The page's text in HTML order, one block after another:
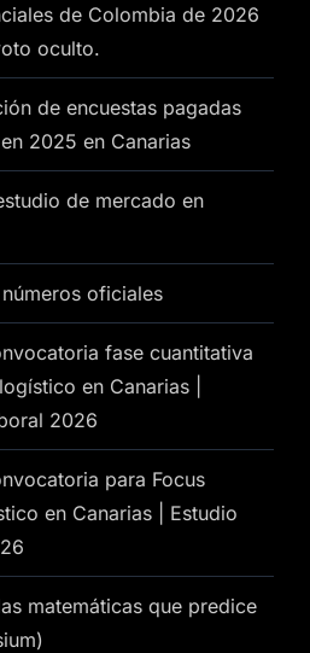
de Colombia de 2026
oculto.
de encuestas pagadas
2025 en Canarias
de mercado en
oficiales
fase cuantitativa
en Canarias |
2026
para Focus
en Canarias | Estudio
matemáticas que predice